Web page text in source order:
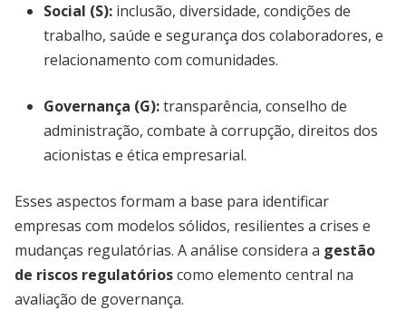
Social (S): inclusão, diversidade, condições de
trabalho, saúde e segurança dos colaboradores, e
relacionamento com comunidades.
Governança (G):transparência, conselho de
administração, combate à corrupção, direitos dos
acionistas e ética empresarial.
Esses aspectos formam a base para identificar
empresas com modelos sólidos, resilientes a crises e
mudanças regulatórias. A análise considera a gestão
de riscos regulatórioscomo elemento central na
avaliação de governança.